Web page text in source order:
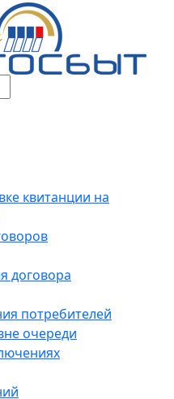
квитанции на
договора
потребителей
очереди